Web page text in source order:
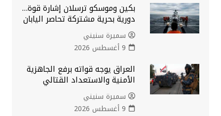
بكين وموسكو ترسلان إشارة قوة…
دورية بحرية مشتركة تحاصر اليابان
سميرة سنيني
9 أغسطس 2026
العراق يوجه قواته برفع الجاهزية
الأمنية والاستعداد القتالي
سميرة سنيني
9 أغسطس 2026